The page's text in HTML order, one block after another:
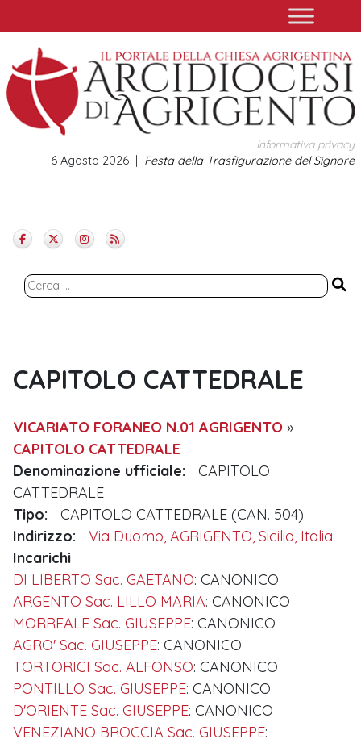
to
content
Informativa privacy
Festa della Trasfigurazione del Signore
6 Agosto 2026
Ricerca
CAPITOLO CATTEDRALE
VICARIATO FORANEO N.01 AGRIGENTO »
CAPITOLO CATTEDRALE
Denominazione ufficiale:
CAPITOLO
CATTEDRALE
Tipo:
CAPITOLO CATTEDRALE (CAN. 504)
Indirizzo:
Via Duomo, AGRIGENTO, Sicilia, Italia
Incarichi
DI LIBERTO Sac. GAETANO: CANONICO
ARGENTO Sac. LILLO MARIA: CANONICO
MORREALE Sac. GIUSEPPE: CANONICO
AGRO' Sac. GIUSEPPE: CANONICO
TORTORICI Sac. ALFONSO: CANONICO
PONTILLO Sac. GIUSEPPE: CANONICO
D'ORIENTE Sac. GIUSEPPE: CANONICO
VENEZIANO BROCCIA Sac. GIUSEPPE: